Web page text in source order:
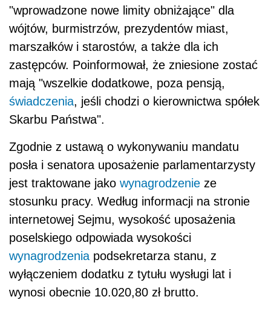
"wprowadzone nowe limity obniżające" dla
wójtów, burmistrzów, prezydentów miast,
marszałków i starostów, a także dla ich
zastępców. Poinformował, że zniesione zostać
mają "wszelkie dodatkowe, poza pensją,
świadczenia, jeśli chodzi o kierownictwa spółek
Skarbu Państwa".
Zgodnie z ustawą o wykonywaniu mandatu
posła i senatora uposażenie parlamentarzysty
jest traktowane jako wynagrodzenie ze
stosunku pracy. Według informacji na stronie
internetowej Sejmu, wysokość uposażenia
poselskiego odpowiada wysokości
wynagrodzenia podsekretarza stanu, z
wyłączeniem dodatku z tytułu wysługi lat i
wynosi obecnie 10.020,80 zł brutto.